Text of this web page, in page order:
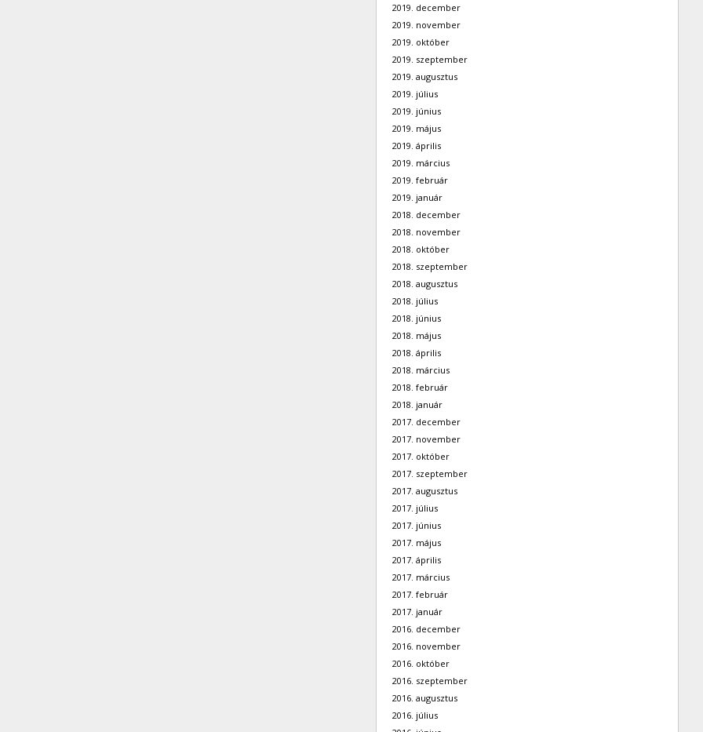
2019. december
2019. november
2019. október
2019. szeptember
2019. augusztus
2019. július
2019. június
2019. május
2019. április
2019. március
2019. február
2019. január
2018. december
2018. november
2018. október
2018. szeptember
2018. augusztus
2018. július
2018. június
2018. május
2018. április
2018. március
2018. február
2018. január
2017. december
2017. november
2017. október
2017. szeptember
2017. augusztus
2017. július
2017. június
2017. május
2017. április
2017. március
2017. február
2017. január
2016. december
2016. november
2016. október
2016. szeptember
2016. augusztus
2016. július